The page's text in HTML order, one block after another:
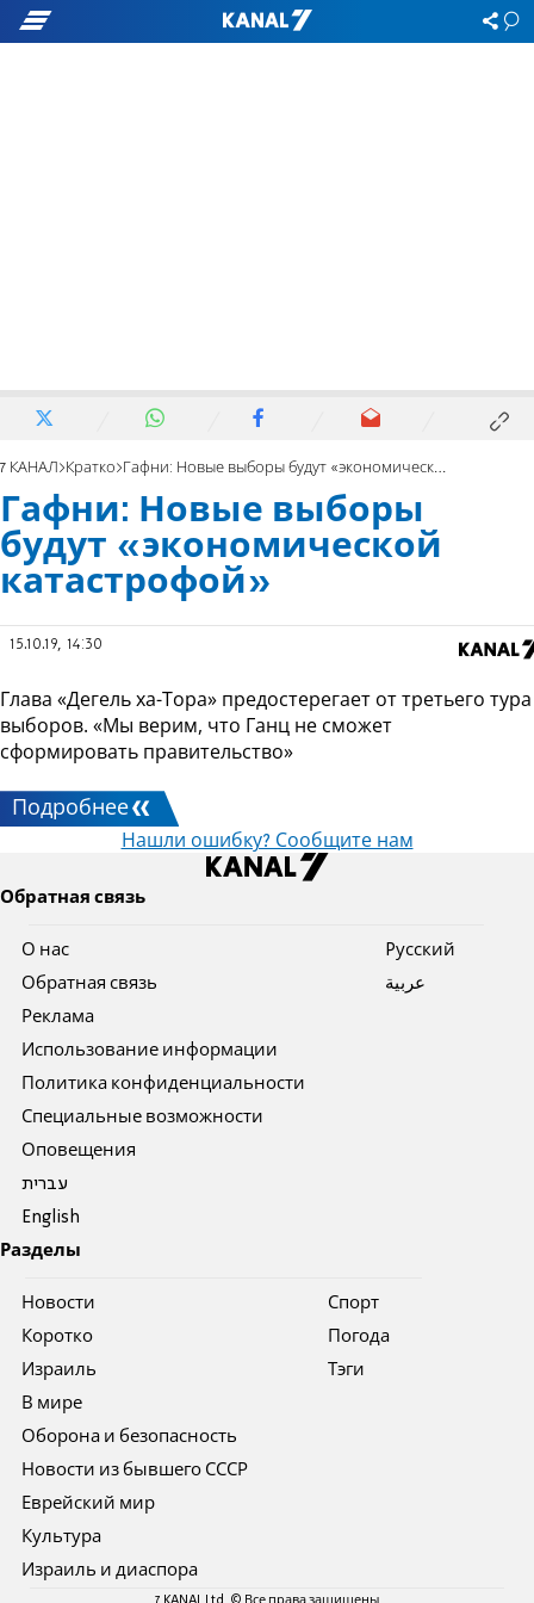
7 КАНАЛ Кратко Гафни: Новые выборы будут «экономической катастрофой»
Гафни: Новые выборы
будут «экономической
катастрофой»
15.10.19, 14:30
Глава «Дегель ха-Тора» предостерегает от третьего тура
выборов. «Мы верим, что Ганц не сможет
сформировать правительство»
Подробнее
Нашли ошибку? Сообщите нам
Обратная связь
О нас
Обратная связь
Реклама
Использование информации
Политика конфиденциальности
Специальные возможности
Оповещения
עברית
English
Pусский
عربية
Разделы
Новости
Коротко
Израиль
В мире
Оборона и безопасность
Новости из бывшего СССР
Еврейский мир
Культура
Израиль и диаспора
Спорт
Погода
Тэги